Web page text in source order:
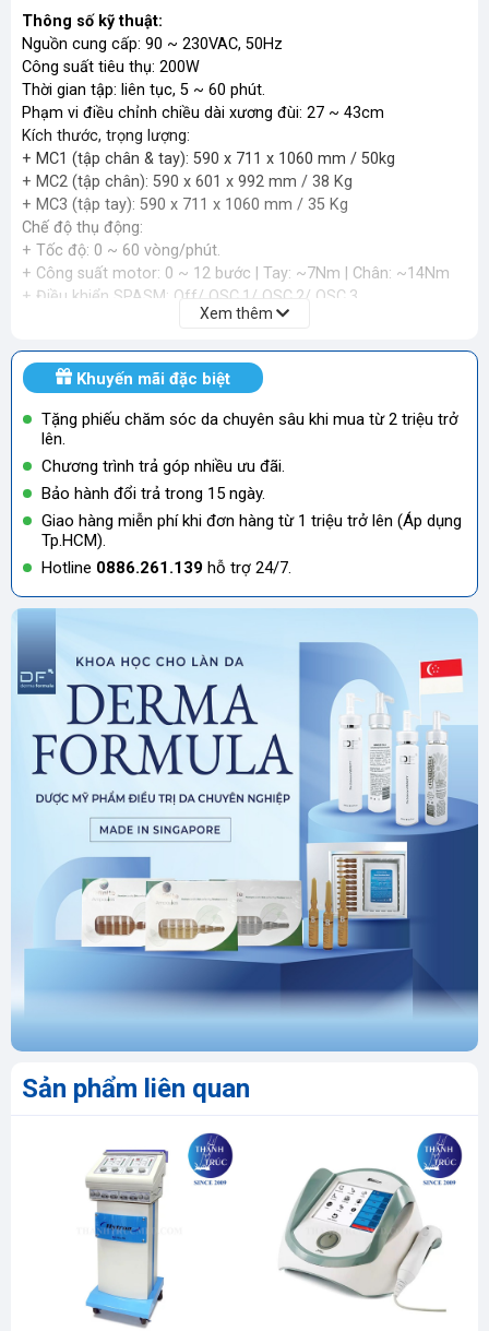
Thông số kỹ thuật:
Nguồn cung cấp: 90 ~ 230VAC, 50Hz
Công suất tiêu thụ: 200W
Thời gian tập: liên tục, 5 ~ 60 phút.
Phạm vi điều chỉnh chiều dài xương đùi: 27 ~ 43cm
Kích thước, trọng lượng:
+ MC1 (tập chân & tay): 590 x 711 x 1060 mm / 50kg
+ MC2 (tập chân): 590 x 601 x 992 mm / 38 Kg
+ MC3 (tập tay): 590 x 711 x 1060 mm / 35 Kg
Chế độ thụ động:
+ Tốc độ: 0 ~ 60 vòng/phút.
+ Công suất motor: 0 ~ 12 bước | Tay: ~7Nm | Chân: ~14Nm
+ Điều khiển SPASM: Off/ OSC.1/ OSC.2/ OSC.3
+ Thay đổi hướng: cố định, 2 ~ 10 phút.
+ Trở kháng tập luyện: 0 ~ 12 bước | Tay: ~7Nm | Chân: ~14Nm
+ Tốc độ tối đa: ~120 rpm (vòng/phút)
Thời gian tập: liên tục, 5 ~ 60 phút.
Xem thêm
Khuyến mãi đặc biệt
Tặng phiếu chăm sóc da chuyên sâu khi mua từ 2 triệu trở
lên.
Chương trình trả góp nhiều ưu đãi.
Bảo hành đổi trả trong 15 ngày.
Giao hàng miễn phí khi đơn hàng từ 1 triệu trở lên (Áp dụng
Tp.HCM).
Hotline 0886.261.139 hỗ trợ 24/7.
Sản phẩm liên quan